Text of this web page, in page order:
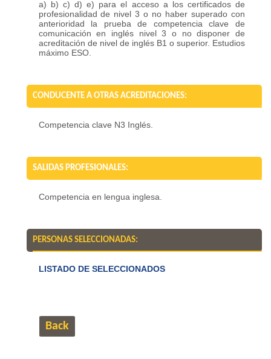
a) b) c) d) e) para el acceso a los certificados de
profesionalidad de nivel 3 o no haber superado con
anterioridad la prueba de competencia clave de
comunicación en inglés nivel 3 o no disponer de
acreditación de nivel de inglés B1 o superior. Estudios
máximo ESO.
CONDUCENTE A OTRAS ACREDITACIONES:
Competencia clave N3 Inglés.
SALIDAS PROFESIONALES:
Competencia en lengua inglesa.
PERSONAS SELECCIONADAS:
LISTADO DE SELECCIONADOS
Back